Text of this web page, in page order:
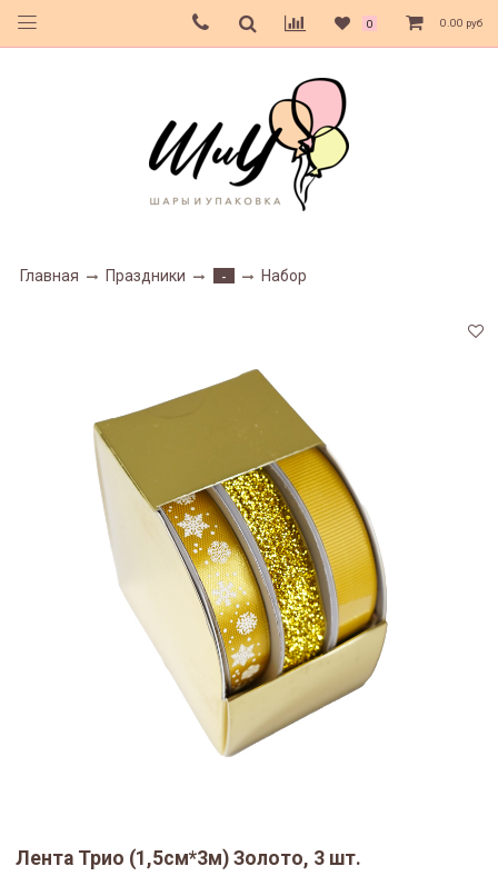
0 0.00 руб
Главная Праздники - Набор
Лента Трио (1,5см*3м) Золото, 3 шт.